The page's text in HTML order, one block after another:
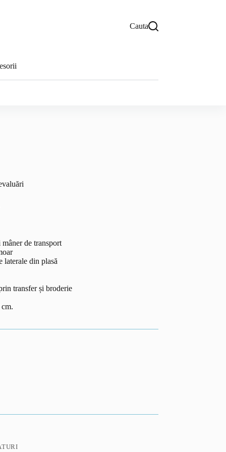
Cauta
de transport
laterale din plasă
transfer și broderie